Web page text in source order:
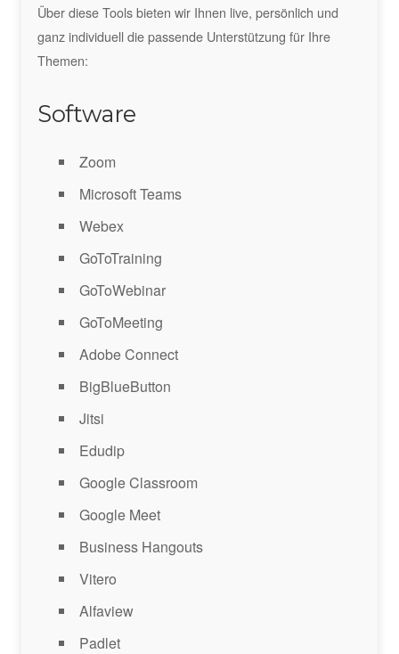
Über diese Tools bieten wir Ihnen live, persönlich und
ganz individuell die passende Unterstützung für Ihre
Themen:
Software
Zoom
Microsoft Teams
Webex
GoToTraining
GoToWebinar
GoToMeeting
Adobe Connect
BigBlueButton
Jitsi
Edudip
Google Classroom
Google Meet
Business Hangouts
Vitero
Alfaview
Padlet